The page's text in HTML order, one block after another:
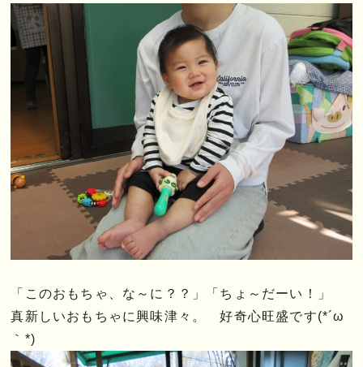
「このおもちゃ、な～に？？」「ちょ～だーい！」
真新しいおもちゃに興味津々。 好奇心旺盛です(*´ω
｀*)